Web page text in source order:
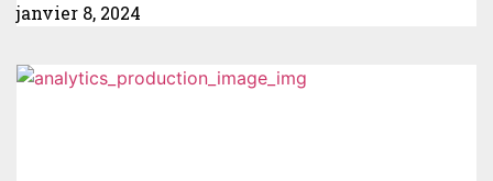
janvier 8, 2024